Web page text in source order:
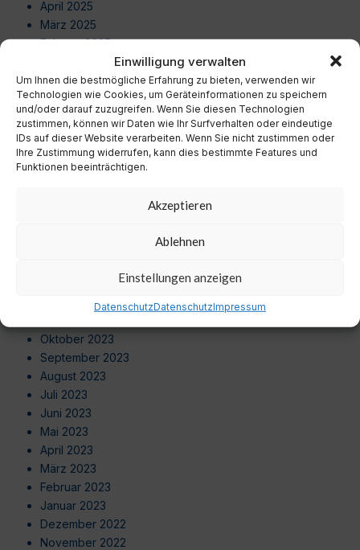
Einwilligung verwalten
Um Ihnen die bestmögliche Erfahrung zu bieten, verwenden wir
Technologien wie Cookies, um Geräteinformationen zu speichern
und/oder darauf zuzugreifen. Wenn Sie diesen Technologien
zustimmen, können wir Daten wie Ihr Surfverhalten oder eindeutige
IDs auf dieser Website verarbeiten. Wenn Sie nicht zustimmen oder
Ihre Zustimmung widerrufen, kann dies bestimmte Features und
Funktionen beeinträchtigen.
Akzeptieren
Ablehnen
Einstellungen anzeigen
DatenschutzDatenschutzImpressum
April 2025
März 2025
Februar 2025
Dezember 2024
November 2024
Oktober 2024
September 2024
August 2024
Juli 2024
Dezember 2023
Oktober 2023
September 2023
August 2023
Juli 2023
Juni 2023
Mai 2023
April 2023
März 2023
Februar 2023
Januar 2023
Dezember 2022
November 2022